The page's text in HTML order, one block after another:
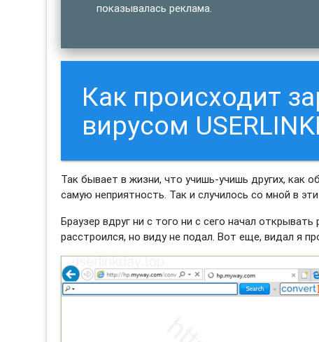
показывалась реклама.
Как происходит
вирусом
Так бывает в жизни, что учишь-учишь других, как
самую неприятность. Так и случилось со мной в
Браузер вдруг ни с того ни с сего начал
расстроился, но виду не подал. Вот еще, видал я